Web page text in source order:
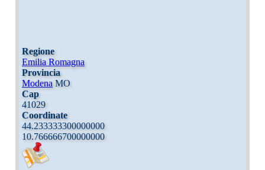
Regione
Emilia Romagna
Provincia
ModenaMO
Cap
41029
Coordinate
44.233333300000000
10.766666700000000